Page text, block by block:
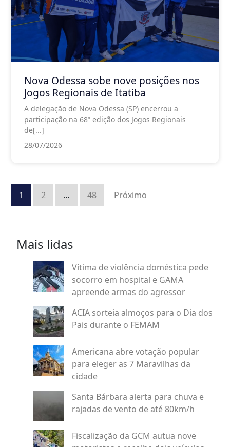
Nova Odessa sobe nove posições nos
Jogos Regionais de Itatiba
A delegação de Nova Odessa (SP) encerrou a
participação na 68ª edição dos Jogos Regionais
de[...]
28/07/2026
de
posts
1 2 … 48 Próximo
Mais lidas
Vítima de violência doméstica pede
socorro em hospital e GAMA
apreende armas do agressor
ACIA sorteia almoços para o Dia dos
Pais durante o FEMAM
Americana abre votação popular
para eleger as 7 Maravilhas da
cidade
Santa Bárbara alerta para chuva e
rajadas de vento de até 80km/h
Fiscalização da GCM autua nove